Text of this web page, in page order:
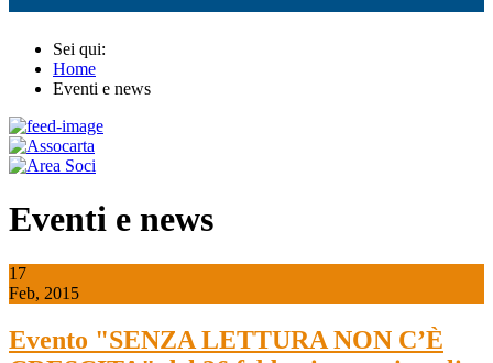
Sei qui:
Home
Eventi e news
Eventi e news
17
Feb, 2015
Evento "SENZA LETTURA NON C’È